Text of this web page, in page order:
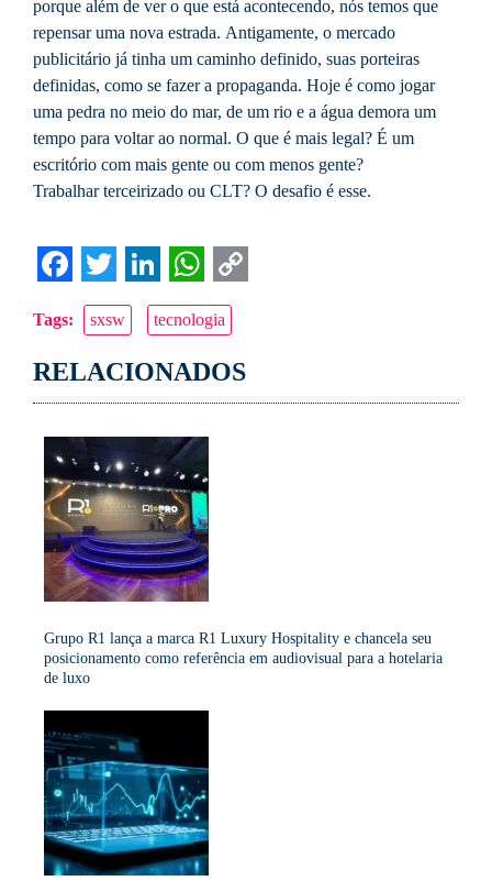
porque além de ver o que está acontecendo, nós temos que
repensar uma nova estrada. Antigamente, o mercado
publicitário já tinha um caminho definido, suas porteiras
definidas, como se fazer a propaganda. Hoje é como jogar
uma pedra no meio do mar, de um rio e a água demora um
tempo para voltar ao normal. O que é mais legal? É um
escritório com mais gente ou com menos gente?
Trabalhar terceirizado ou CLT? O desafio é esse.
Facebook
Twitter
LinkedIn
WhatsApp
Copy
Link
Tags: sxsw tecnologia
RELACIONADOS
Grupo R1 lança a marca R1 Luxury Hospitality e chancela seu
posicionamento como referência em audiovisual para a hotelaria
de luxo